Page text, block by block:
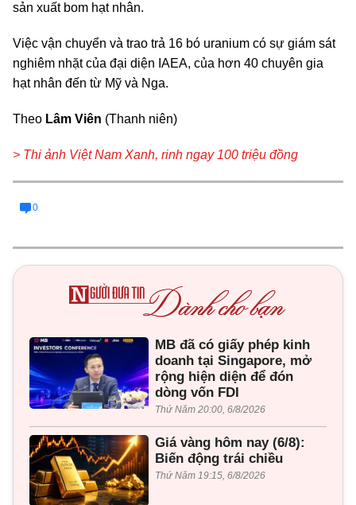
sản xuất bom hạt nhân.
Việc vận chuyển và trao trả 16 bó uranium có sự giám sát
nghiêm nhặt của đại diện IAEA, của hơn 40 chuyên gia
hạt nhân đến từ Mỹ và Nga.
Theo Lâm Viên (Thanh niên)
> Thi ảnh Việt Nam Xanh, rinh ngay 100 triệu đồng
0
MB đã có giấy phép kinh
doanh tại Singapore, mở
rộng hiện diện để đón
dòng vốn FDI
Thứ Năm 20:00, 6/8/2026
Giá vàng hôm nay (6/8):
Biến động trái chiều
Thứ Năm 19:15, 6/8/2026